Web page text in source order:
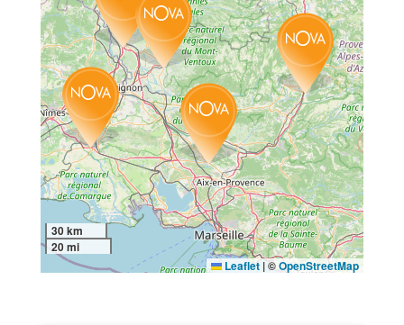
30 km
20 mi
Leaflet |©OpenStreetMap